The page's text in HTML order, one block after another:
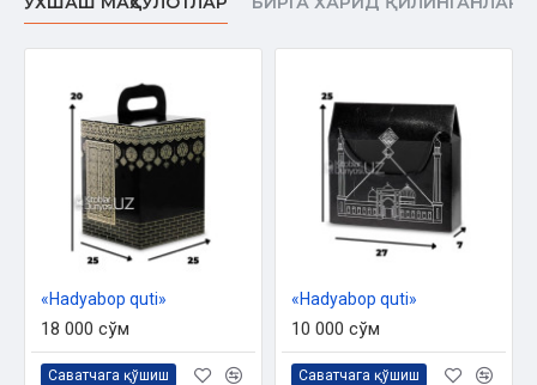
«Hadyabop quti»
18 000 сўм
Саватчага қўшиш
«Hadyabop quti»
10 000 сўм
Саватчага қўшиш